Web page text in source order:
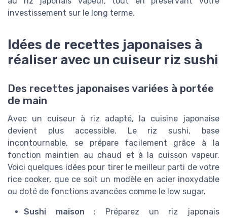
investissement sur le long terme.
Idées de recettes japonaises à
réaliser avec un cuiseur riz sushi
Des recettes japonaises variées à portée
de main
Avec un cuiseur à riz adapté, la cuisine japonaise
devient plus accessible. Le riz sushi, base
incontournable, se prépare facilement grâce à la
fonction maintien au chaud et à la cuisson vapeur.
Voici quelques idées pour tirer le meilleur parti de votre
rice cooker, que ce soit un modèle en acier inoxydable
ou doté de fonctions avancées comme le low sugar.
Sushi maison : Préparez un riz japonais